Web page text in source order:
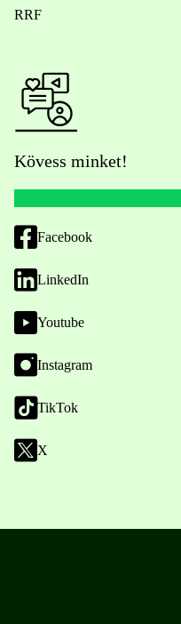
RRF
Kövess minket!
Facebook
LinkedIn
Youtube
Instagram
TikTok
X